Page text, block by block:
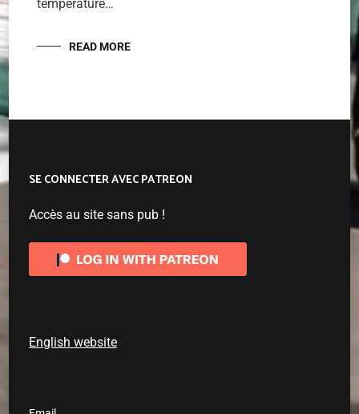
température…
READ MORE
SE CONNECTER AVEC PATREON
Accès au site sans pub !
English website